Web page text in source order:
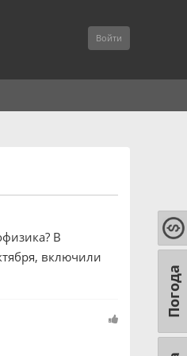
Войти
В
включили
Погода